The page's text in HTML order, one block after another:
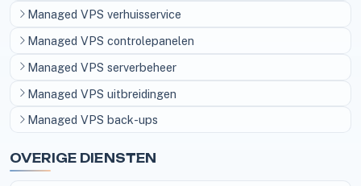
Managed VPS verhuisservice
Managed VPS controlepanelen
Managed VPS serverbeheer
Managed VPS uitbreidingen
Managed VPS back-ups
OVERIGE DIENSTEN